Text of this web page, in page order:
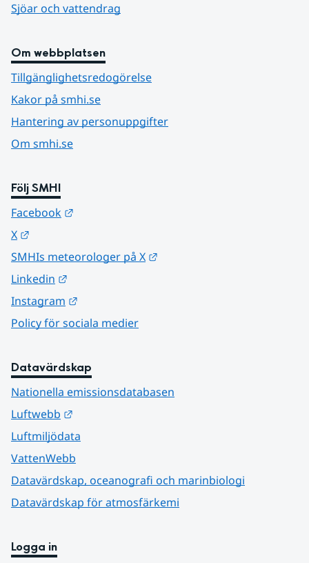
Sjöar och vattendrag
Om webbplatsen
Tillgänglighetsredogörelse
Kakor på smhi.se
Hantering av personuppgifter
Om smhi.se
Följ SMHI
Facebook
X
SMHIs meteorologer på X
Linkedin
Instagram
Policy för sociala medier
Datavärdskap
Nationella emissionsdatabasen
Luftwebb
Luftmiljödata
VattenWebb
Datavärdskap, oceanografi och marinbiologi
Datavärdskap för atmosfärkemi
Logga in